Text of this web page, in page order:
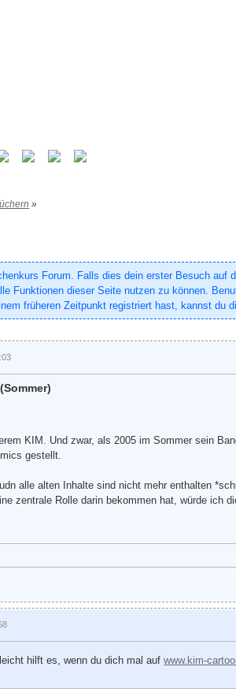
»
Forum. Falls dies dein erster Besuch auf
Funktionen dieser Seite nutzen zu können.
früheren Zeitpunkt registriert hast, kannst du
KIM. Und zwar, als 2005 im Sommer sein
gestellt.
alle alten Inhalte sind nicht mehr enthalten
zentrale Rolle darin bekommen hat, würde ich
hilft es, wenn du dich mal aufwww.kim-